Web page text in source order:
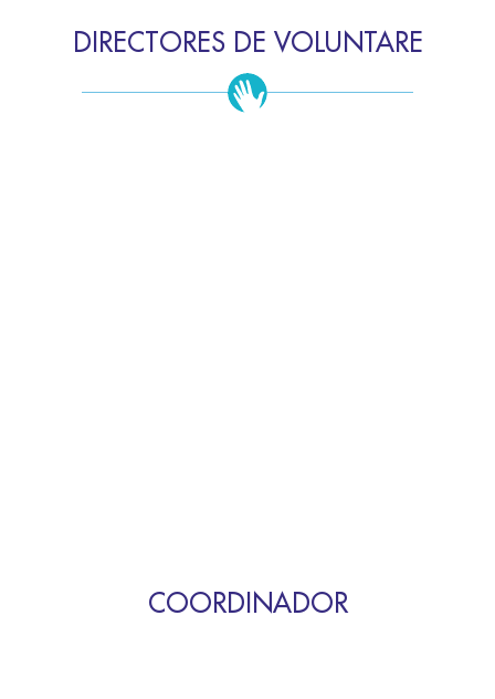
DIRECTORES DE VOLUNTARE
COORDINADOR